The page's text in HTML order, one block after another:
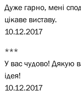
Дуже гарно, мені
цікаве виставу.
10.12.2017
***
У вас чудово! Дякую
ідея!
10.12.2017